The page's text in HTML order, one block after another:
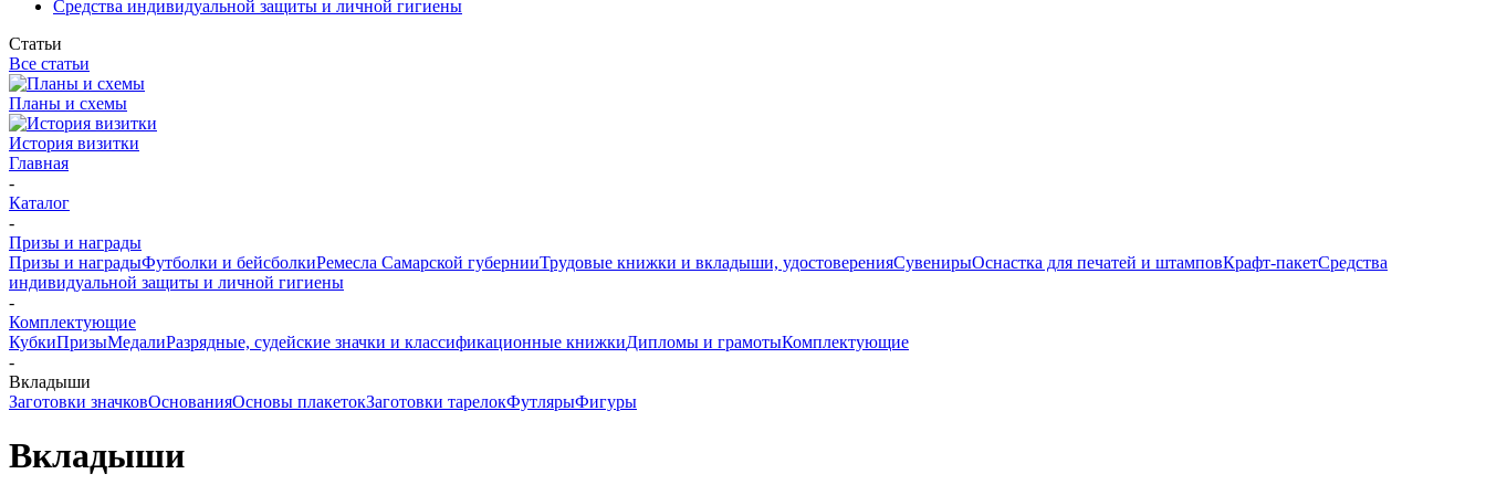
Средства индивидуальной защиты и личной гигиены
Статьи
Все статьи
Планы и схемы
История визитки
Главная
-
Каталог
-
Призы и награды
Призы и наградыФутболки и бейсболкиРемесла Самарской губернииТрудовые книжки и вкладыши, удостоверенияСувенирыОснастка для печатей и штамповКрафт-пакетСредства
индивидуальной защиты и личной гигиены
-
Комплектующие
КубкиПризыМедалиРазрядные, судейские значки и классификационные книжкиДипломы и грамотыКомплектующие
-
Вкладыши
Заготовки значковОснованияОсновы плакетокЗаготовки тарелокФутлярыФигуры
Вкладыши